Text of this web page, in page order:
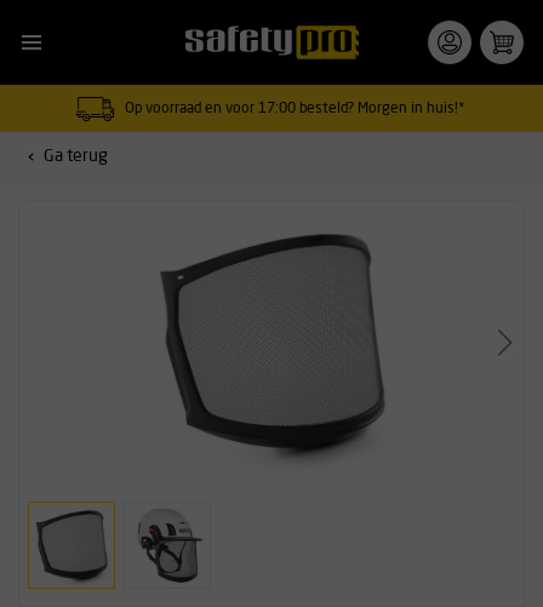
Op voorraad en voor 17:00 besteld? Morgen in huis!*
Ga terug